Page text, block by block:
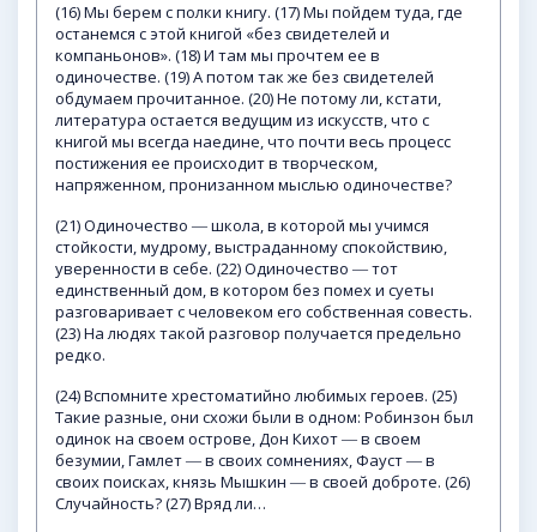
(16) Мы берем с полки книгу. (17) Мы пойдем туда, где
останемся с этой книгой «без свидетелей и
компаньонов». (18) И там мы прочтем ее в
одиночестве. (19) А потом так же без свидетелей
обдумаем прочитанное. (20) Не потому ли, кстати,
литература остается ведущим из искусств, что с
книгой мы всегда наедине, что почти весь процесс
постижения ее происходит в творческом,
напряженном, пронизанном мыслью одиночестве?
(21) Одиночество ― школа, в которой мы учимся
стойкости, мудрому, выстраданному спокойствию,
уверенности в себе. (22) Одиночество ― тот
единственный дом, в котором без помех и суеты
разговаривает с человеком его собственная совесть.
(23) На людях такой разговор получается предельно
редко.
(24) Вспомните хрестоматийно любимых героев. (25)
Такие разные, они схожи были в одном: Робинзон был
одинок на своем острове, Дон Кихот ― в своем
безумии, Гамлет ― в своих сомнениях, Фауст ― в
своих поисках, князь Мышкин ― в своей доброте. (26)
Случайность? (27) Вряд ли…